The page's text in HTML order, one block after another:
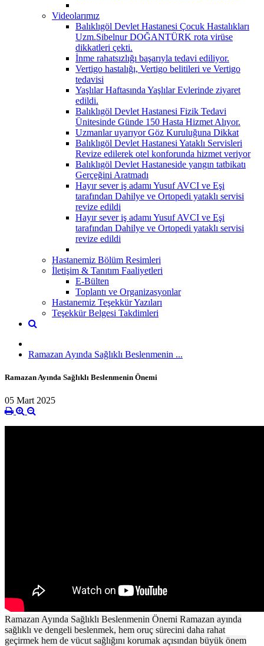
Videolarımız
Balıklıgöl Devlet Hastanesi Çocuk Hastalıkları
Uzm.Sibelnur DOĞANTÜRK rota virüse
dikkatleri çekti.
İnme rahatsızlığı başarıyla tedavi ediliyor.
Vertigo hastalığı, Vertigo belitileri ve Vertigo
tedavisi
Yaşlılar Haftasında Yaşlılar Evlerinde ziyaret
edildi.
Balıklıgöl Devlet Hastanesi Fizik Tedavi
Ünitesinde Günde 150 Hasta Hizmet Alıyor.
Uzmanlar uyarıyor Göz Kuruluğuna Dikkat
Balıklıgöl Devlet Hastanesi Yataklı Servisleri
Revize edilerek otel konforunda hizmet veriyor
Balıklıgöl Devlet Hastaneside yangın tatbikatı
Gerçeğini Aratmadı
Hayır sever iş adamı Yusuf AVCI ve Eşi
tarafından Dahilye ve Ortopedi yataklı servisi
revize edildi
Hayır sever iş adamı Yusuf AVCI ve Eşi
tarafından Dahilye ve Ortopedi yataklı servisi
revize edildi
Hastanemiz Bölüm Resimleri
İletişim & Tanıtım Faaliyetleri
E-Bülten
Toplantı ve Organizasyonlar
Hastanemiz Teşekkür Yazıları
Teşekkür Belgesi Takdimleri
Ramazan Ayında Sağlıklı Beslenmenin ...
Ramazan Ayında Sağlıklı Beslenmenin Önemi
05 Mart 2025
Ramazan Ayında Sağlıklı Beslenmenin Önemi Ramazan ayında
sağlıklı ve dengeli beslenmek, hem oruç sürecini daha rahat
geçirmek hem de vücut sağlığını korumak açısından büyük önem